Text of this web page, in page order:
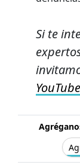
Si te